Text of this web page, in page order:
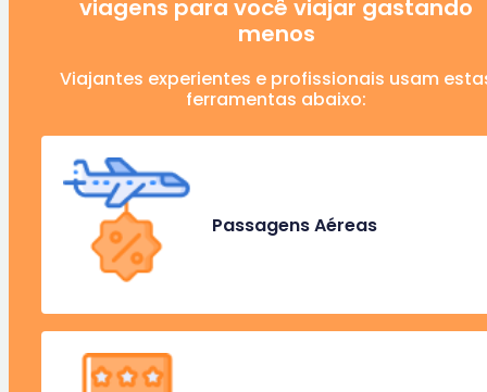
viagens para você viajar gastando
menos
Viajantes experientes e profissionais usam
ferramentas abaixo:
Passagens Aéreas